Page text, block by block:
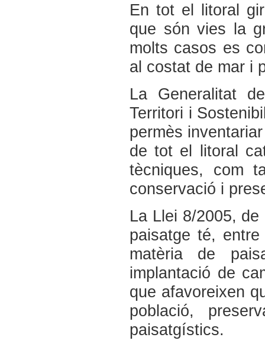
En tot el litoral
que són vies la
molts casos es
al costat de mar i
La Generalitat
Territori i
permès
de tot el litoral
tècniques, com
conservació i
La Llei 8/2005,
paisatge té,
matèria de
implantació de
que afavoreixen
població,
paisatgístics.